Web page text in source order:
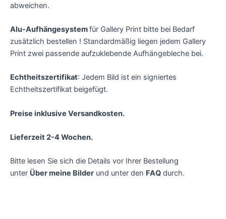
abweichen.
Alu-Aufhängesystemfür Gallery Print bitte bei Bedarf
zusätzlich bestellen ! Standardmäßig liegen jedem Gallery
Print zwei passende aufzuklebende Aufhängebleche bei.
Echtheitszertifikat: Jedem Bild ist ein signiertes
Echtheitszertifikat beigefügt.
Preise inklusive Versandkosten.
Lieferzeit 2-4 Wochen.
Bitte lesen Sie sich die Details vor Ihrer Bestellung
unter Über meine Bilder und unter den FAQ durch.